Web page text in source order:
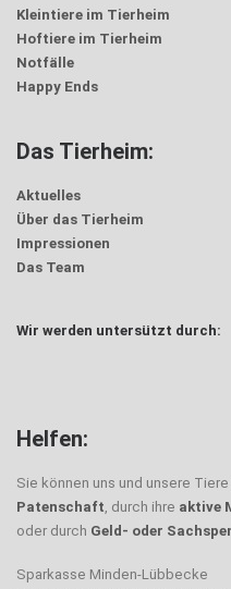
Kleintiere im Tierheim
Hoftiere im Tierheim
Notfälle
Happy Ends
Das Tierheim:
Aktuelles
Über das Tierheim
Impressionen
Das Team
Wir werden untersützt durch:
Helfen:
Sie können uns und unsere
Patenschaft, durch ihre aktive
oder durch Geld- oder
Sparkasse Minden-Lübbecke